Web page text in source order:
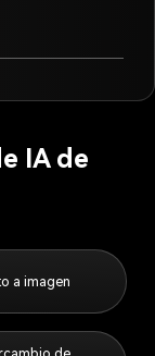
IA de
a imagen